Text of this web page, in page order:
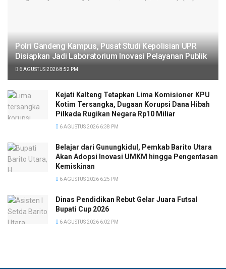
Polri Gandeng Kampus, Pusat Studi Kepolisian UPR
Disiapkan Jadi Laboratorium Inovasi Pelayanan Publik
6 AGUSTUS 2026 8:52 PM
Kejati Kalteng Tetapkan Lima Komisioner KPU
Kotim Tersangka, Dugaan Korupsi Dana Hibah
Pilkada Rugikan Negara Rp10 Miliar
6 AGUSTUS 2026 6:38 PM
Belajar dari Gunungkidul, Pemkab Barito Utara
Akan Adopsi Inovasi UMKM hingga Pengentasan
Kemiskinan
6 AGUSTUS 2026 6:25 PM
Dinas Pendidikan Rebut Gelar Juara Futsal
Bupati Cup 2026
6 AGUSTUS 2026 6:02 PM